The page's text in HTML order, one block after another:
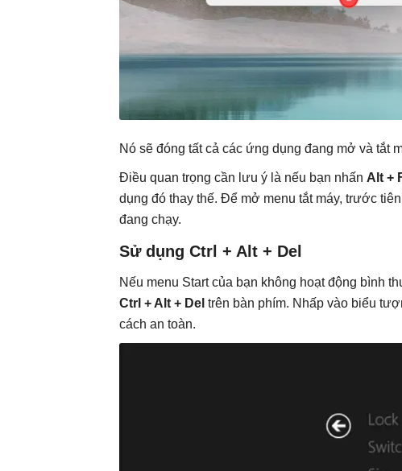
Nó sẽ đóng tất cả các ứng dụng đang mở và tắt
Điều quan trọng cần lưu ý là nếu bạn nhấn Alt +
dụng đó thay thế. Để mở menu tắt máy, trước
đang chạy.
Sử dụng Ctrl + Alt + Del
Nếu menu Start của bạn không hoạt động bình
Ctrl + Alt + Del trên bàn phím. Nhấp vào biểu
cách an toàn.